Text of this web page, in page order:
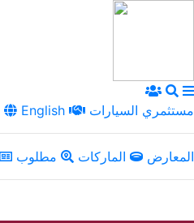
English مستثمري السيارات
المعارض الماركات مطلوب